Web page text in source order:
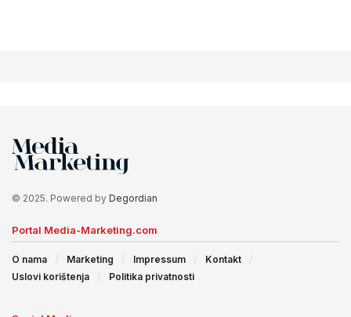
© 2025. Powered by Degordian
Portal Media-Marketing.com
O nama Marketing Impressum
Kontakt
Uslovi korištenja
Politika privatnosti